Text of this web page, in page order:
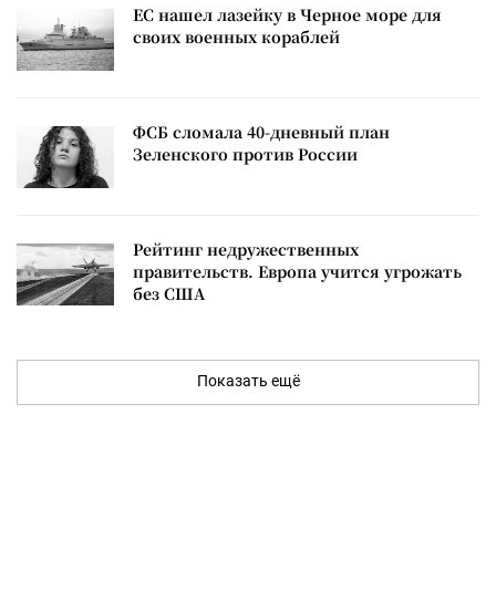
ЕС нашел лазейку в Черное море для
своих военных кораблей
ФСБ сломала 40-дневный план
Зеленского против России
Рейтинг недружественных
правительств. Европа учится угрожать
без США
Показать ещё